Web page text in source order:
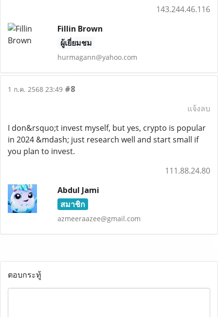
143.244.46.116
Fillin Brown
ผู้เยี่ยมชม
hurmagann@yahoo.com
1 ก.ค. 2568 23:49 #8
แจ้งลบ
I don&rsquo;t invest myself, but yes, crypto is popular
in 2024 &mdash; just research well and start small if
you plan to invest.
111.88.24.80
Abdul Jami
สมาชิก
azmeeraazee@gmail.com
ตอบกระทู้